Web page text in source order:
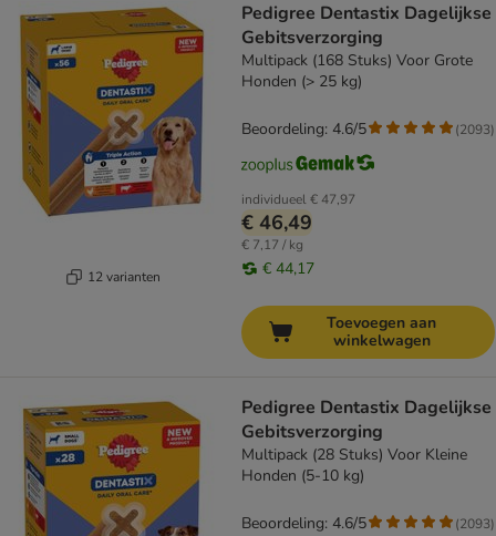
12 varianten
Pedigree Dentastix Dagelijkse
Gebitsverzorging
Multipack (168 Stuks) Voor Grote
Honden (> 25 kg)
individueel€ 47,97
€ 46,49
€ 7,17 / kg
€ 44,17
Beoordeling: 4.6/5 (2093)
Toevoegen aan
winkelwagen
Pedigree Dentastix Dagelijkse
Gebitsverzorging
Multipack (28 Stuks) Voor Kleine
Honden (5-10 kg)
Beoordeling: 4.6/5 (2093)